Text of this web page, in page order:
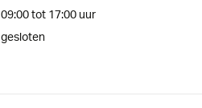
09:00 tot 17:00 uur
gesloten